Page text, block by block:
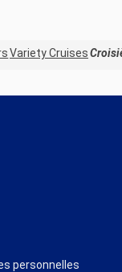
Variety Cruises
personnelles